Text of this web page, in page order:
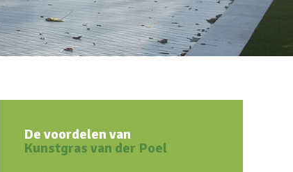
De voordelen van
Kunstgras van der Poel